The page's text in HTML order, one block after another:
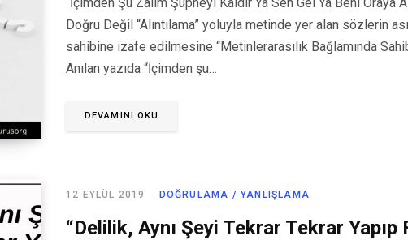
Doğru Değil “Alıntılama” yoluyla metinde yer alan sözlerin
sahibine izafe edilmesine “Metinlerarasılık Bağlamında
Anılan yazıda “İçimden şu…
DEVAMINI OKU
DOĞRULAMA / YANLIŞLAMA
12 EYLÜL 2019
“Delilik, Aynı Şeyi Tekrar Tekrar Yapıp